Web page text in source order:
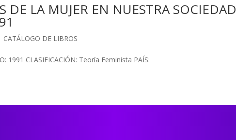
DE LA MUJER EN NUESTRA
CATÁLOGO DE LIBROS
1991 CLASIFICACIÓN: Teoría Feminista PAÍS: